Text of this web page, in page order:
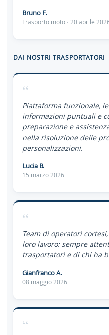
Bruno F.
Trasporto moto · 20 aprile
DAI NOSTRI TRASPORTATORI
“
Piattaforma funzionale,
informazioni puntuali e
preparazione e
nella risoluzione delle
personalizzazioni.
Lucia B.
15 marzo 2026
“
Team di operatori
loro lavoro: sempre
trasportatori e di chi ha
Gianfranco A.
08 maggio 2026
“